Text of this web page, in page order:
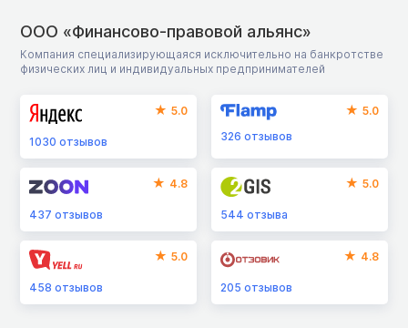
ООО «Финансово-правовой альянс»
Компания специализирующаяся исключительно на банкротстве
физических лиц и индивидуальных предпринимателей
5.0
1030 отзывов
5.0
326отзывов
4.8
437 отзывов
5.0
544отзыва
5.0
458 отзывов
4.8
205отзывов